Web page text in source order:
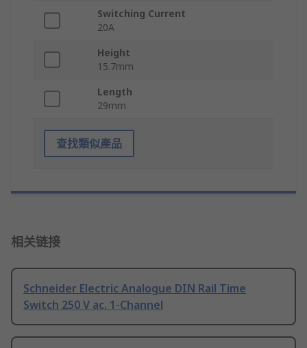
Switching Current
20A
Height
15.7mm
Length
29mm
查找類似產品
相关链接
Schneider Electric Analogue DIN Rail Time
Switch 250 V ac, 1-Channel